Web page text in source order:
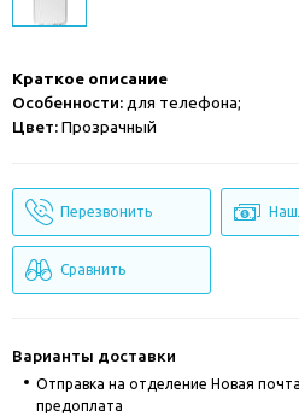
Краткое описание
Особенности: для телефона;
Цвет:Прозрачный
Перезвонить
Сравнить
Варианты доставки
Отправка на отделение Новая
предоплата